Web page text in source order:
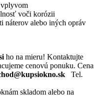
voči korózii
náterov alebo iných opráv
ho na mieru! Kontaktujte
cenovú ponuku. Cena
Tel.
skladom alebo na